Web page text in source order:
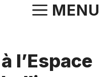
MENU
l’Espace